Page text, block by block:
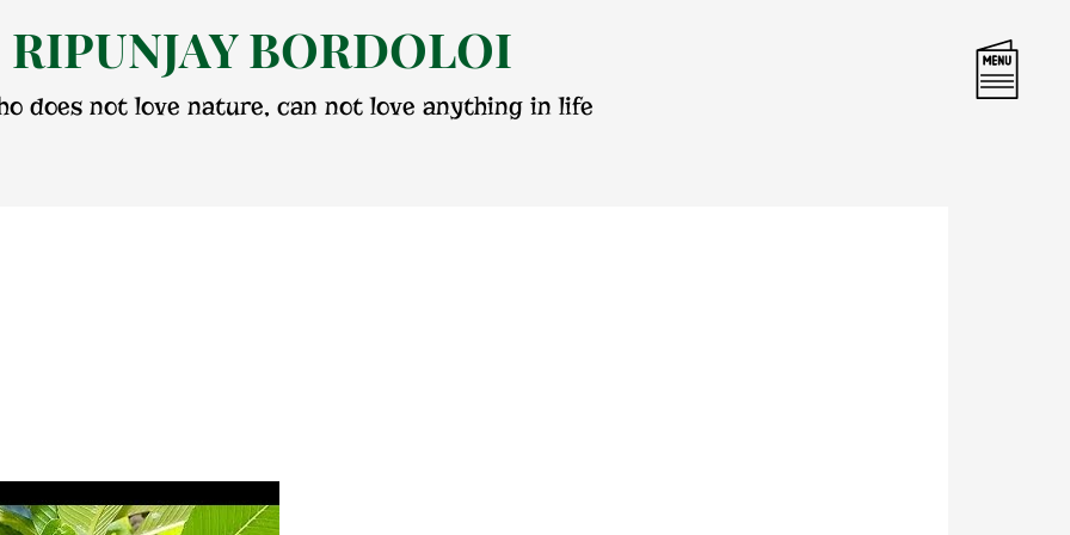
RIPUNJAY BORDOLOI
does not love nature, can not love anything in life